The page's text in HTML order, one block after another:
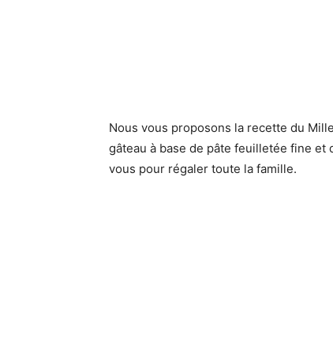
Nous vous proposons la recette du
gâteau à base de pâte feuilletée fine
vous pour régaler toute la famille.